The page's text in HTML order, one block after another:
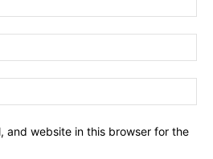
and website in this browser for the